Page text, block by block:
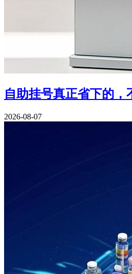
自助挂号真正省下的，
2026-08-07